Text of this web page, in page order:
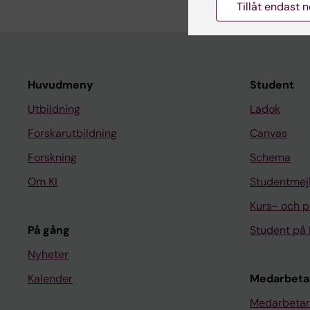
Huvudmeny
Utbildning
Forskarutbildning
Forskning
Om KI
På gång
Nyheter
Kalender
Student
Ladok
Canvas
Schema
Kurs- och
Student på
Tillåt endast